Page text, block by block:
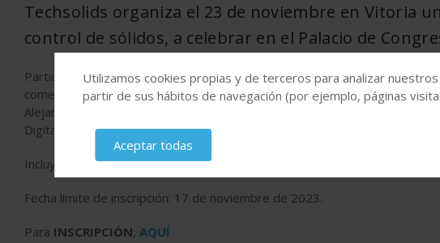
Techsolids organiza el 23 de noviembre en Vitoria
control de sólidos, a celebrar en el Palacio de
Participarán, José Gustavo Mallol Gasch, director de AICE- Instituto de
comercial y Co-fundador de QE2 eConsulting, y Alfonso Álvarez, director
Alejandro Coto Villa, responsable del área de instalaciones ATEX del
Digital de AINIA; Aitor Peña Pérez, director técnico de Haizetek.
Incluye desayuno y almuerzo.
Fecha límite de inscripción: 17 de noviembre de 2023.
Para INSCRIPCIÓN, AQUÍ
Utilizamos cookies propias y de terceros para analizar
partir de sus hábitos de navegación (por ejemplo, páginas
Aceptar todas